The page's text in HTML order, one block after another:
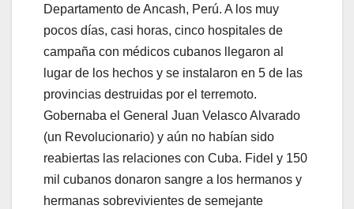
Departamento de Ancash, Perú. A los muy
pocos días, casi horas, cinco hospitales de
campaña con médicos cubanos llegaron al
lugar de los hechos y se instalaron en 5 de las
provincias destruidas por el terremoto.
Gobernaba el General Juan Velasco Alvarado
(un Revolucionario) y aún no habían sido
reabiertas las relaciones con Cuba. Fidel y 150
mil cubanos donaron sangre a los hermanos y
hermanas sobrevivientes de semejante